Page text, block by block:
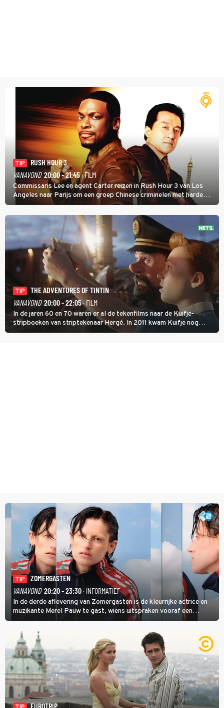
TIP
RUSH HOUR 3
VANAVOND 20:00 - 21:45· FILM
Commissaris Lee en agent Carter reizen in Rush Hour 3 van Los
Angeles naar Parijs om een groep Chinese criminelen met harde
hand aan te pakken.
TIP
THE ADVENTURES OF TINTIN
VANAVOND 20:00 - 22:05· FILM
In de jaren 60 en 70 waren er al de tekenfilms naar de Kuifje-
stripboeken van striptekenaar Hergé. In 2011 kwam Kuifje nog
meer tot leven in The Adventures of Tintin van Steven Spielberg.
TIP
ZOMERGASTEN
VANAVOND 20:20 - 23:30· INFORMATIEF
In de derde aflevering van Zomergasten is de kleurrijke actrice en
muzikante Merel Pauw te gast, wiens uitspraken vooraf een
boeiende avond beloven: 'Mijn ideale televisieavond is zoals mijn
identiteit: grenzeloos, absurd en vol angsten'.
EUROTRIP